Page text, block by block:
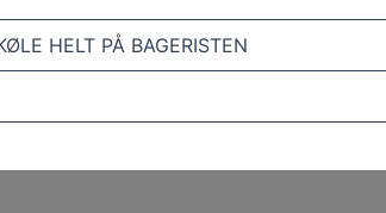
HELT PÅ BAGERISTEN